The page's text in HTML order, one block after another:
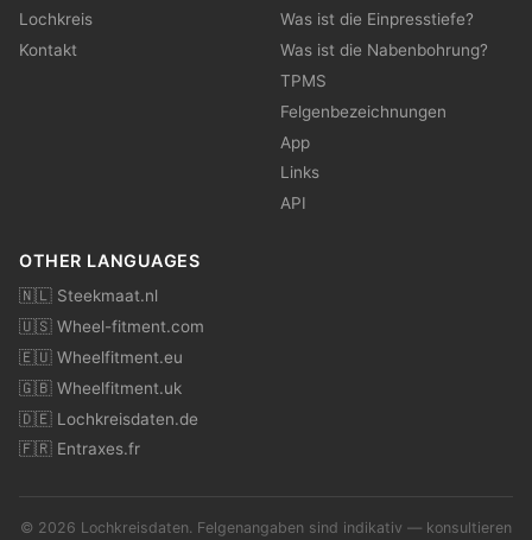
Lochkreis
Kontakt
Was ist die Einpresstiefe?
Was ist die Nabenbohrung?
TPMS
Felgenbezeichnungen
App
Links
API
OTHER LANGUAGES
🇳🇱 Steekmaat.nl
🇺🇸 Wheel-fitment.com
🇪🇺 Wheelfitment.eu
🇬🇧 Wheelfitment.uk
🇩🇪 Lochkreisdaten.de
🇫🇷 Entraxes.fr
© 2026 Lochkreisdaten. Felgenangaben sind indikativ — konsultieren